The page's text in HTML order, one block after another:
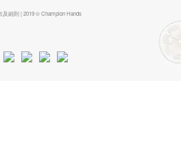
細則 | 2019 © Champion Hands